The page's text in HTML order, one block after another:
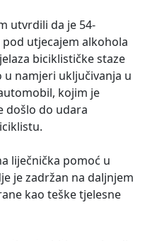
utvrdili da je 54-
utjecajem alkohola
biciklističke staze
namjeri uključivanja u
kojim je
došlo do udara
liječnička pomoć u
je zadržan na daljnjem
kao teške tjelesne